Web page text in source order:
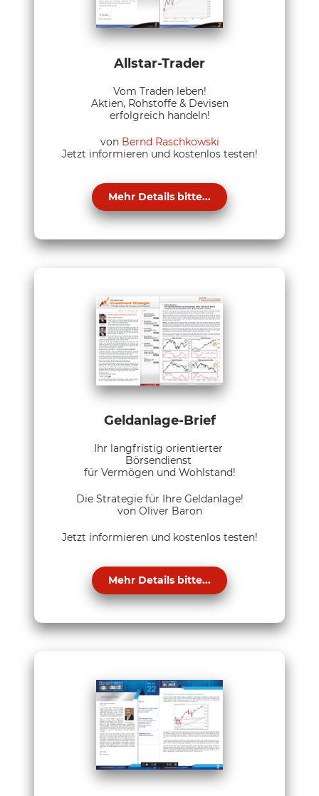
Allstar-Trader
Vom Traden leben!
Aktien, Rohstoffe & Devisen
erfolgreich handeln!
von Bernd Raschkowski
Jetzt informieren und kostenlos testen!
Mehr Details bitte...
Geldanlage-Brief
Ihr langfristig orientierter
Börsendienst
für Vermögen und Wohlstand!
Die Strategie für Ihre Geldanlage!
von Oliver Baron
Jetzt informieren und kostenlos testen!
Mehr Details bitte...